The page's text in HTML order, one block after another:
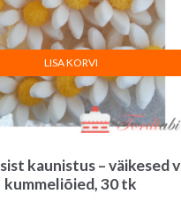
kaunistus – väikesed
kummeliõied, 30 tk
LISA KORVI